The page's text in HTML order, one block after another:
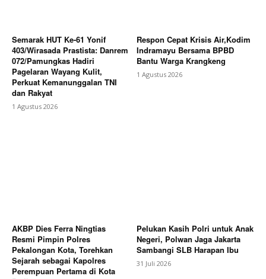
Semarak HUT Ke-61 Yonif
403/Wirasada Prastista: Danrem
072/Pamungkas Hadiri
Pagelaran Wayang Kulit,
Perkuat Kemanunggalan TNI
dan Rakyat
1 Agustus 2026
Respon Cepat Krisis Air,Kodim
Indramayu Bersama BPBD
Bantu Warga Krangkeng
1 Agustus 2026
AKBP Dies Ferra Ningtias
Resmi Pimpin Polres
Pekalongan Kota, Torehkan
Sejarah sebagai Kapolres
Perempuan Pertama di Kota
Pelukan Kasih Polri untuk Anak
Negeri, Polwan Jaga Jakarta
Sambangi SLB Harapan Ibu
31 Juli 2026